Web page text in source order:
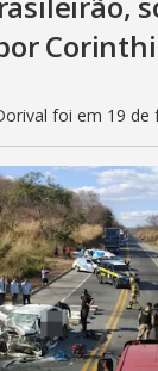
foi em 19 de